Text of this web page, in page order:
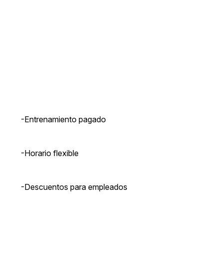
-Entrenamiento pagado
-Horario flexible
-Descuentos para empleados